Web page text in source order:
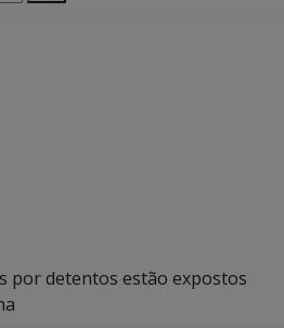
por detentos estão expostos